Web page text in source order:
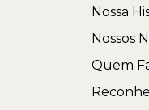
Nossa
Nossos
Quem